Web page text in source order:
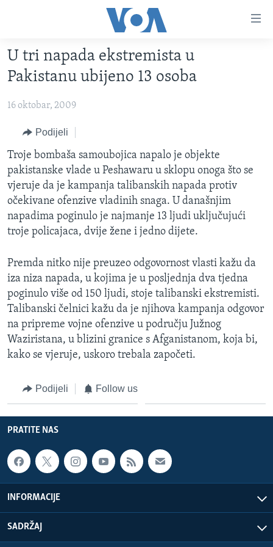
glavni
sadržaj
na
navigaciju
Idi
na
pretragu
TV PROGRAM
FOTOGRAFIJE DANA
VIJESTI
SJEDINJENE AMERIČKE DRŽAVE
BOSNA I HERCEGOVINA
SVIJET
NAUKA I TEHNOLOGIJA
SPECIJALNI PROJEKTI
KORUPCIJA
SLOBODA MEDIJA
ŽENSKA STRANA
IZBJEGLIČKA STRANA
MAGAZIN
O GLASU AMERIKE
Learning English
Jezici
U tri napada ekstremista u
Pakistanu ubijeno 13 osoba
16 oktobar, 2009
Podijeli
Troje bombaša samoubojica napalo je objekte
pakistanske vlade u Peshawaru u sklopu onoga što se
vjeruje da je kampanja talibanskih napada protiv
očekivane ofenzive vladinih snaga. U današnjim
napadima poginulo je najmanje 13 ljudi uključujući
troje policajaca, dvije žene i jedno dijete.
Premda nitko nije preuzeo odgovornost vlasti kažu da
iza niza napada, u kojima je u posljednja dva tjedna
poginulo više od 150 ljudi, stoje talibanski ekstremisti.
Talibanski čelnici kažu da je njihova kampanja odgovor
na pripreme vojne ofenzive u području Južnog
Waziristana, u blizini granice s Afganistanom, koja bi,
kako se vjeruje, uskoro trebala započeti.
Podijeli Follow us
PRATITE NAS
INFORMACIJE
SADRŽAJ